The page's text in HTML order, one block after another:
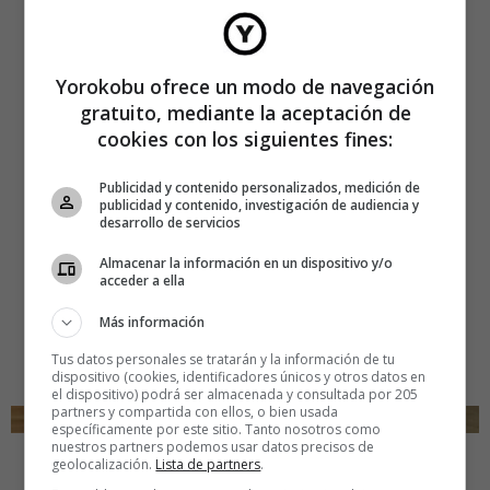
¿Te gusta la nueva Bugaboo Giraffe?
Yorokobu ofrece un modo de navegación
gratuito, mediante la aceptación de
cookies con los siguientes fines:
Publicidad y contenido personalizados, medición de
publicidad y contenido, investigación de audiencia y
desarrollo de servicios
Almacenar la información en un dispositivo y/o
acceder a ella
Más información
Tus datos personales se tratarán y la información de tu
dispositivo (cookies, identificadores únicos y otros datos en
el dispositivo) podrá ser almacenada y consultada por 205
partners y compartida con ellos, o bien usada
específicamente por este sitio. Tanto nosotros como
nuestros partners podemos usar datos precisos de
geolocalización. Lista de partners.